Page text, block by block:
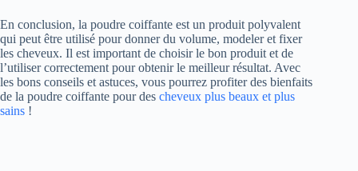
En conclusion, la poudre coiffante est un produit polyvalent
qui peut être utilisé pour donner du volume, modeler et fixer
les cheveux. Il est important de choisir le bon produit et de
l’utiliser correctement pour obtenir le meilleur résultat. Avec
les bons conseils et astuces, vous pourrez profiter des bienfaits
de la poudre coiffante pour des cheveux plus beaux et plus
sains !